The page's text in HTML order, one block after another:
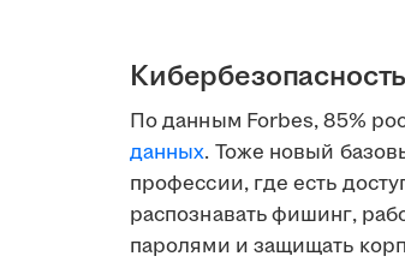
Кибербезопасность
По данным Forbes, 85%
данных. Тоже новый
профессии, где есть
распознавать фишинг,
паролями и защищать